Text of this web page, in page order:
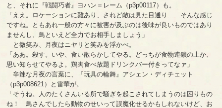
と、それに『戦闘巧者』ヨハン＝レーム（p3p00117）も。
「ええ。ロケーションに難あり、されど敵は見た目通り……そんな感じ
ですね。ともあれ一般の方々に被害が及ぶのは後味が良いものではあり
ませんし、鳥といえど全力でお相手しましょう」
と微笑み、月夜はニヤリと笑みを浮かべ。
「ああ。殺す。いや、食い散らかしてやる。どっちが食物連鎖の上か、
思い知らせてやるよ。鶏肉食べ放題ドリンクバー付きってなァ」
辛辣な月夜の言葉に、『玩具の輪舞』アシェン・ディチェット
（p3p008621）と雷華が。
「そうね。人のたくさんいる所で騒ぎを起こされてしまうのは困りもの
ね！ 鳥さんでしたら動物のせいって誤魔化せるかもしれないけど、お